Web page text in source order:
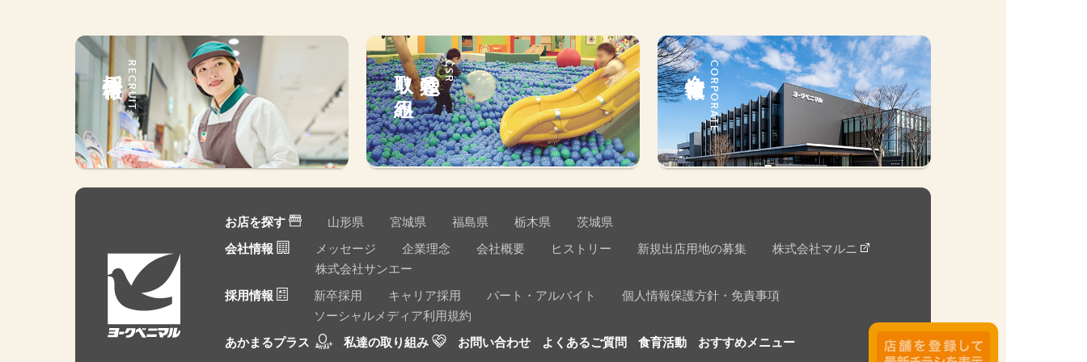
RECRUIT
採用情報 CSR
私達の
取り組み CORPORATE
会社情報
お店を探す 山形県 宮城県 福島県 栃木県
茨城県
会社情報
メッセージ 企業理念 会社概要 ヒストリー 新規出店用地の募集
株式会社マルニ
株式会社サンエー
採用情報
新卒採用 キャリア採用 パート・アルバイト
個人情報保護方針・免責事項
ソーシャルメディア利用規約
あかまるプラス
私達の取り組み お問い合わせ よくあるご質問 食育活動
おすすめメニュー